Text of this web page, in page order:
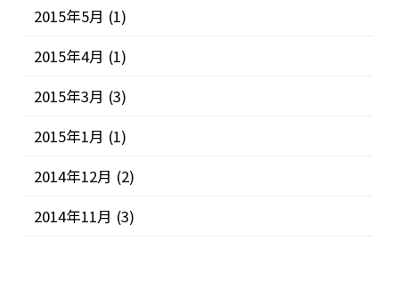
2015年5月 (1)
2015年4月 (1)
2015年3月 (3)
2015年1月 (1)
2014年12月 (2)
2014年11月 (3)